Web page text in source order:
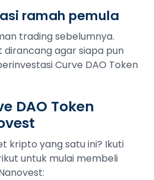
ramah pemula
trading sebelumnya.
agar siapa pun
Curve DAO Token
DAO Token
kripto yang satu ini? Ikuti
untuk mulai membeli